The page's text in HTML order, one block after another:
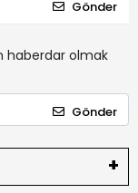
Gönder
haberdar olmak
Gönder